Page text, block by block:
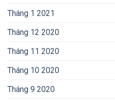
Tháng 1 2021
Tháng 12 2020
Tháng 11 2020
Tháng 10 2020
Tháng 9 2020